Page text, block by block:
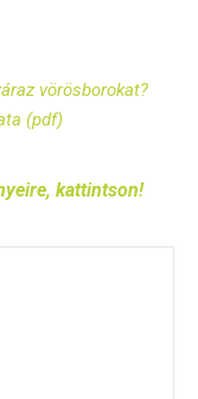
vörösborokat?
(pdf)
kattintson!